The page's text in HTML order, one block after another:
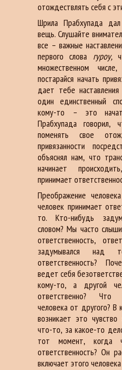
отождествлять себя с
Шрила Прабхупада
вещь. Слушайте
все – важные
первого слова гуроу,
множественном
постарайся начать
дает тебе
один единственный
кому-то – это
Прабхупада говорил,
поменять свое
привязанности
объяснял нам, что
начинает
принимает
Преображение
человек принимает
то. Кто-нибудь
словом? Мы часто
ответственность,
задумывался над
ответственность?
ведет себя
кому-то, а другой
ответственно? Что
человека от другого?
возникает это чувство
что-то, за какое-то
тот момент, когда
ответственность? Он
включает этого